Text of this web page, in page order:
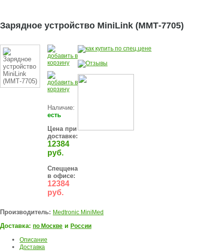
Зарядное устройство MiniLink (ММТ-7705)
Наличие:
есть
Цена при
доставке:
12384
руб.
Спеццена
в офисе:
12384
руб.
Производитель: Medtronic MiniMed
Доставка: по Москве и России
Описание
Доставка